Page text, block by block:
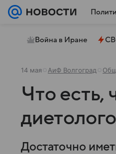
Война в Иране
14 мая АиФ Волгоград
Что есть,
Достаточно